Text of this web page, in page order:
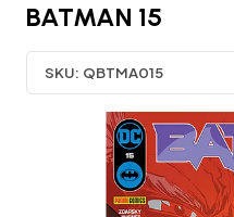
BATMAN 15
SKU: QBTMA015